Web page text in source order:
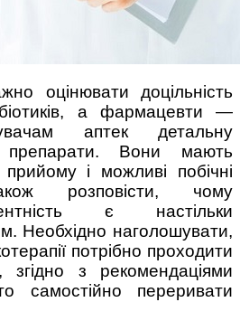
оцінювати доцільність
а фармацевти —
аптек детальну
Вони мають
і можливі побічні
розповісти, чому
є настільки
Необхідно наголошувати,
потрібно проходити
згідно з рекомендаціями
самостійно переривати